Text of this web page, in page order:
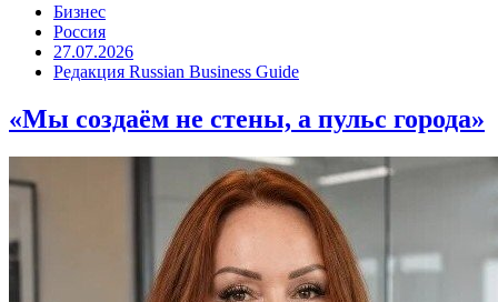
Бизнес
Россия
27.07.2026
Редакция Russian Business Guide
«Мы создаём не стены, а пульс города»